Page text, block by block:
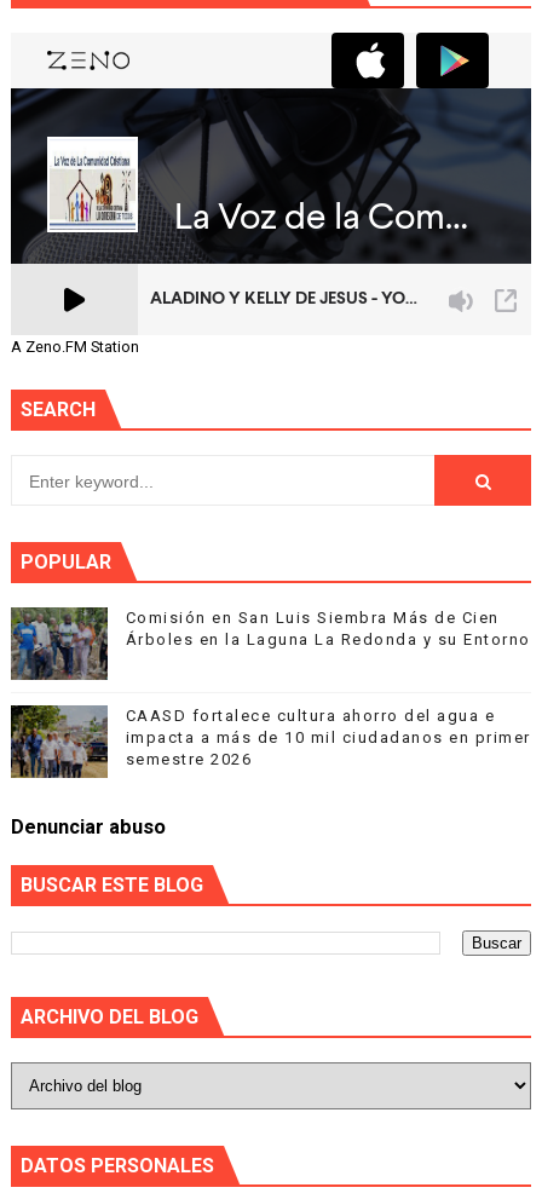
A Zeno.FM Station
SEARCH
POPULAR
Comisión en San Luis Siembra Más de Cien
Árboles en la Laguna La Redonda y su Entorno
CAASD fortalece cultura ahorro del agua e
impacta a más de 10 mil ciudadanos en primer
semestre 2026
Denunciar abuso
BUSCAR ESTE BLOG
ARCHIVO DEL BLOG
DATOS PERSONALES